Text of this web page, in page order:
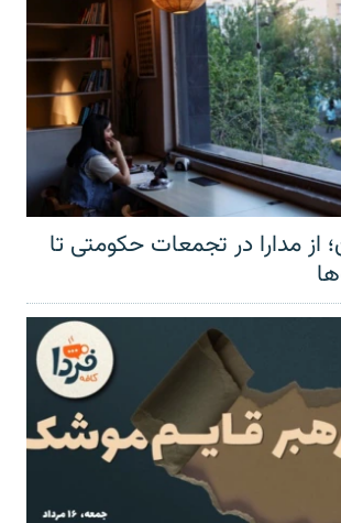
از مدارا در تجمعات حکومتی تا